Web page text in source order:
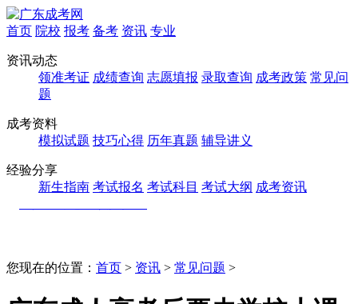
首页 院校 报考 备考 资讯 专业
资讯动态
领准考证 成绩查询 志愿填报 录取查询 成考政策 常见问
题
成考资料
模拟试题 技巧心得 历年真题 辅导讲义
经验分享
新生指南 考试报名 考试科目 考试大纲 成考资讯
您现在的位置： 首页 > 资讯 > 常见问题 >